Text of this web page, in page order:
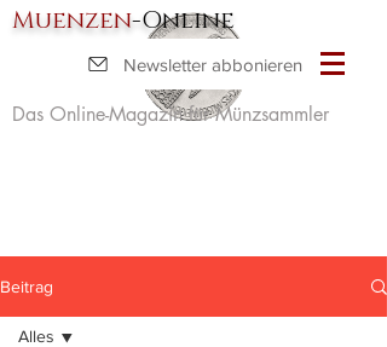
Muenzen-Online
Das Online-Magazin für Münzsammler
Newsletter abbonieren
Beitrag
Alles